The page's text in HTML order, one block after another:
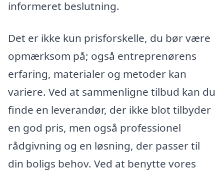
informeret beslutning.
Det er ikke kun prisforskelle, du bør være
opmærksom på; også entreprenørens
erfaring, materialer og metoder kan
variere. Ved at sammenligne tilbud kan du
finde en leverandør, der ikke blot tilbyder
en god pris, men også professionel
rådgivning og en løsning, der passer til
din boligs behov. Ved at benytte vores